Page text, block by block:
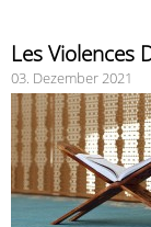
Les Violences
03. Dezember 2021